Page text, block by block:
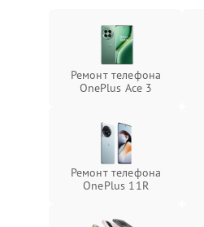
Ремонт телефона
OnePlus Ace 3
Ремонт телефона
OnePlus 11R